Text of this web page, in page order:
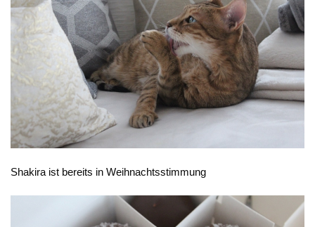
Shakira ist bereits in Weihnachtsstimmung